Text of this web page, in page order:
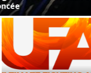
Desk,